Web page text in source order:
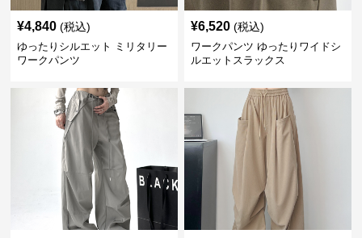
¥4,840 (税込)
ゆったりシルエット ミリタリー
ワークパンツ
¥6,520 (税込)
ワークパンツ ゆったりワイドシ
ルエットスラックス